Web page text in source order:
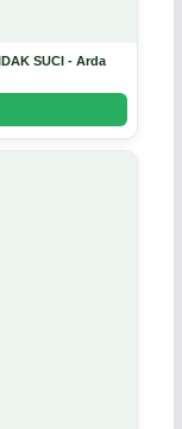
SUCI - Arda